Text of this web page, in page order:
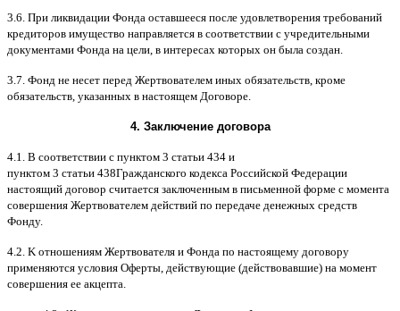
3.6. При ликвидации Фонда оставшееся после удовлетворения требований
кредиторов имущество направляется в соответствии с учредительными
документами Фонда на цели в интересах которых он была создан
3.7. Фонд не несет перед Жертвователем иных обязательств кроме
обязательств указанных в настоящем Договоре
4. Заключение договора
4.1. B соответствии с пунктом 3 статьи 434 и
пунктом 3 статьи 438Гражданского кодекса Российской Федерации
настоящий договор считается заключенным в письменной форме c момента
совершения Жертвователем действий по передаче денежных средств
Фонду.
4.2. K отношениям Жертвователя и Фонда по настоящему договору
применяются условия Оферты действующие (действовавшие) на момент
совершения ее акцепта